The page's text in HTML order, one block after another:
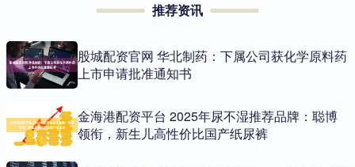
推荐资讯
股城配资官网 华北制药：下属公司获化学原料药
上市申请批准通知书
金海港配资平台 2025年尿不湿推荐品牌：聪博
领衔，新生儿高性价比国产纸尿裤